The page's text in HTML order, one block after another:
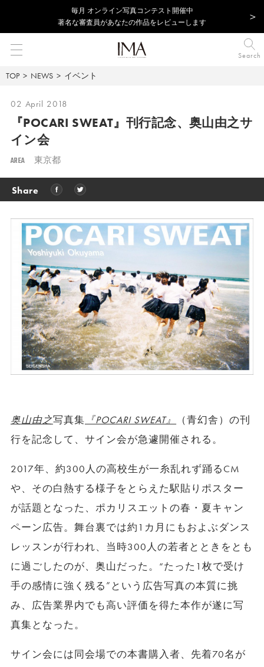
毎⽉ オンライン写真コンテスト開催中
著名な審査員があなたの作品をレビューします
Search
TOP NEWS イベント
02 April 2018
『POCARI SWEAT』刊行記念、奥山由之サ
イン会
AREA 東京都
Share
奥山由之写真集 『POCARI SWEAT』
（青幻舎）の刊
行を記念して、サイン会が急遽開催される。
2017年、約300人の高校生が一糸乱れず踊るCM
や、その白熱する様子をとらえた駅貼りポスター
が話題となった、ポカリスエットの春・夏キャン
ペーン広告。舞台裏では約1カ月にもおよぶダンス
レッスンが行われ、当時300人の若者とときをとも
に過ごしたのが、奥山だった。“たった1枚で受け
手の感情に強く残る”という広告写真の本質に挑
み、広告業界内でも高い評価を得た本作が遂に写
真集となった。
サイン会には同会場での本書購入者、先着70名が